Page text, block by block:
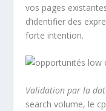
vos pages
d’identifier des
forte intention.
Validation par la
search volume, le